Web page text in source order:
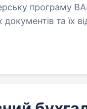
BAS Перевірка правильності
та їх відображення